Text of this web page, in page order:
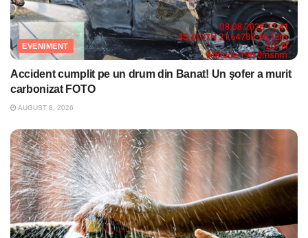
EVENIMENT
Accident cumplit pe un drum din Banat! Un şofer a murit
carbonizat FOTO
AUGUST 8, 2026